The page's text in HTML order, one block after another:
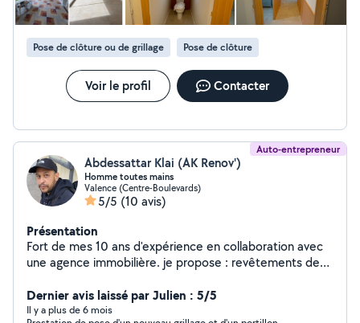
Pose de clôture ou de grillage Pose de clôture
Voir le profil Contacter
Auto-entrepreneur
Abdessattar Klai (AK Renov')
Homme toutes mains
Valence (Centre-Boulevards)
5/5 (10 avis)
Présentation
Fort de mes 10 ans d'expérience en collaboration avec
une agence immobilière. je propose : revêtements de
muraux, j'effectue aussi vos travaux de peinture.
J'effectue vos petits travaux d'électricité et remplace
Dernier avis laissé par Julien : 5/5
Il y a plus de 6 mois